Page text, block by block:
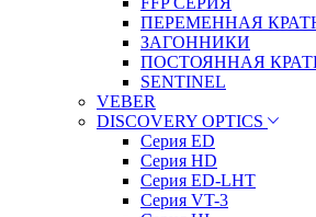
ПЕРЕМЕННАЯ
ЗАГОННИКИ
ПОСТОЯННАЯ
SENTINEL
VEBER
DISCOVERY OPTICS
Серия ED
Серия HD
Серия ED-LHT
Серия VT-3